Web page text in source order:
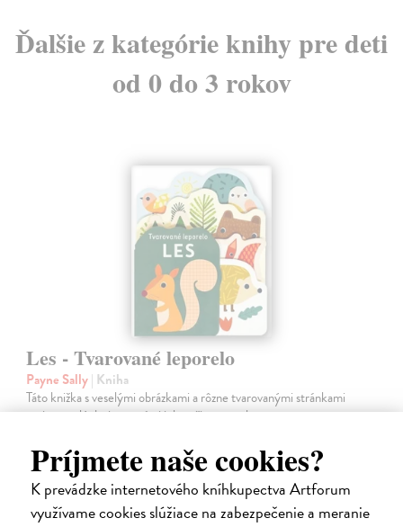
Príjmete naše cookies?
K prevádzke internetového kníhkupectva Artforum
využívame cookies slúžiace na zabezpečenie a meranie
Ďalšie z kategórie knihy pre deti
od 0 do 3 rokov
Les - Tvarované leporelo
Payne Sally| Kniha
Táto knižka s veselými obrázkami a rôzne tvarovanými stránkami
zaujme malé deti a zoznámi ich so životom v lese.
7,66 €
7,90 €